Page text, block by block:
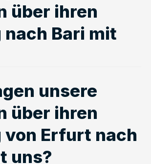
über ihren
nach Bari mit
unsere
über ihren
von Erfurt nach
uns?